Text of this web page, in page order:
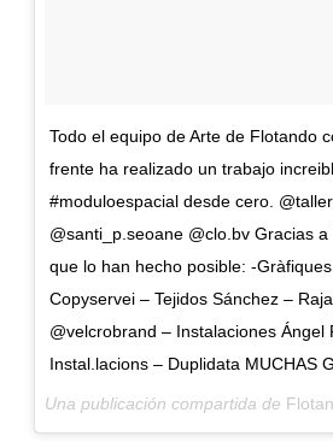
Todo el equipo de Arte de Flotando
frente ha realizado un trabajo
#moduloespacial desde cero.
@santi_p.seoane @clo.bv Gracias
que lo han hecho posible: -
Copyservei – Tejidos Sánchez –
@velcrobrand – Instalaciones Ángel
Instal.lacions – Duplidata MUCHAS
Una publicación compartida de